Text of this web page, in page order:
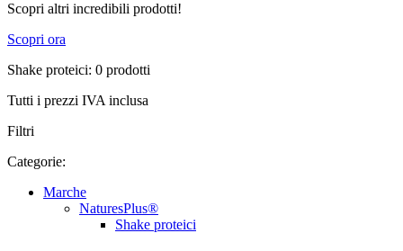
Scopri altri incredibili prodotti!
Scopri ora
Shake proteici: 0 prodotti
Tutti i prezzi IVA inclusa
Filtri
Categorie:
Marche
NaturesPlus®
Shake proteici